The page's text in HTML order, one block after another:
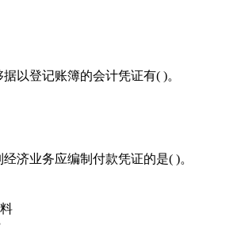
以登记账簿的会计凭证有( )。
济业务应编制付款凭证的是( )。